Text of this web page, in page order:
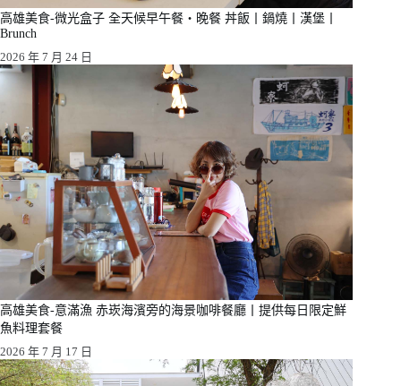
高雄美食-微光盒子 全天候早午餐・晚餐 丼飯丨鍋燒丨漢堡丨
Brunch
2026 年 7 月 24 日
高雄美食-意滿漁 赤崁海濱旁的海景咖啡餐廳丨提供每日限定鮮
魚料理套餐
2026 年 7 月 17 日